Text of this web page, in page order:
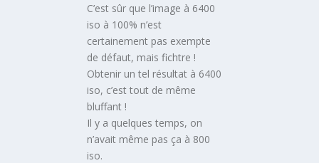
C’est sûr que l’image à 6400
iso à 100% n’est
certainement pas exempte
de défaut, mais fichtre !
Obtenir un tel résultat à 6400
iso, c’est tout de même
bluffant !
Il y a quelques temps, on
n’avait même pas ça à 800
iso.